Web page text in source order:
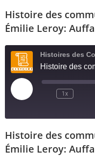
RSS FEED
SHARE
EMBED
Histoire des
Émilie Leroy:
Histoires des
1x
RSS FEED
SHARE
Histoire des
Émilie Leroy: